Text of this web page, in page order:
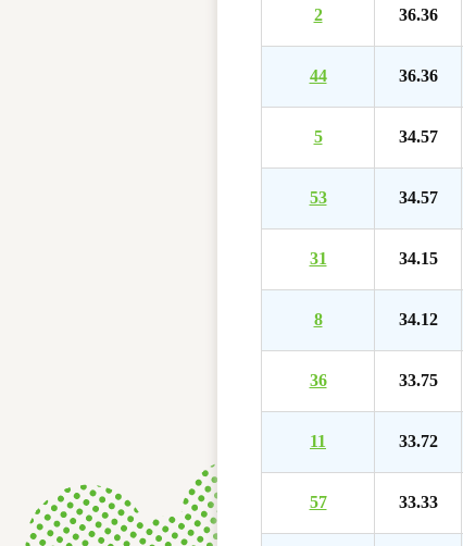
2 36.36
44 36.36
5 34.57
53 34.57
31 34.15
8 34.12
36 33.75
11 33.72
57 33.33